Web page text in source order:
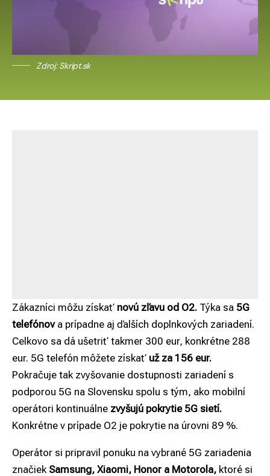
Zdroj: Skript.sk
Zákazníci môžu získať novú zľavu od O2. Týka sa 5G
telefónova prípadne aj ďalších doplnkových zariadení.
Celkovo sa dá ušetriť takmer 300 eur, konkrétne 288
eur. 5G telefón môžete získať už za 156 eur.
Pokračuje tak zvyšovanie dostupnosti zariadení s
podporou 5G na Slovensku spolu s tým, ako mobilní
operátori kontinuálne zvyšujú pokrytie 5G sietí.
Konkrétne v prípade O2 je pokrytie na úrovni 89 %.
Operátor si pripravil ponuku na vybrané 5G zariadenia
značiek Samsung, Xiaomi, Honor a Motorola, ktoré si